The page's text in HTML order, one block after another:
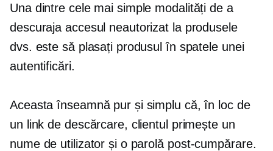
Una dintre cele mai simple modalități de a
descuraja accesul neautorizat la produsele
dvs. este să plasați produsul în spatele unei
autentificări.
Aceasta înseamnă pur și simplu că, în loc de
un link de descărcare, clientul primește un
nume de utilizator și o parolă post-cumpărare.